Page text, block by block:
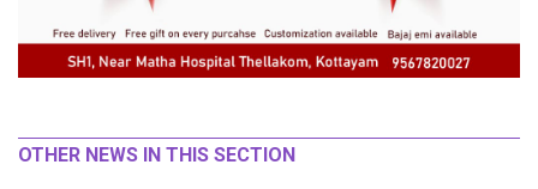
OTHER NEWS IN THIS SECTION